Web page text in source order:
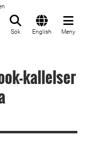
Sök English Meny
kallelser